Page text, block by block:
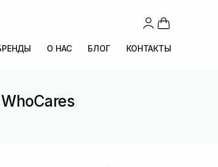
О НАС БЛОГ КОНТАКТЫ